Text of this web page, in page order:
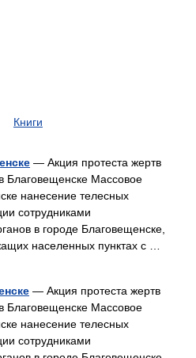
Книги
— Акция протеста жертв
Благовещенске Массовое
нанесение телесных
сотрудниками
в городе Благовещенске,
населенных пунктах с …
— Акция протеста жертв
Благовещенске Массовое
нанесение телесных
сотрудниками